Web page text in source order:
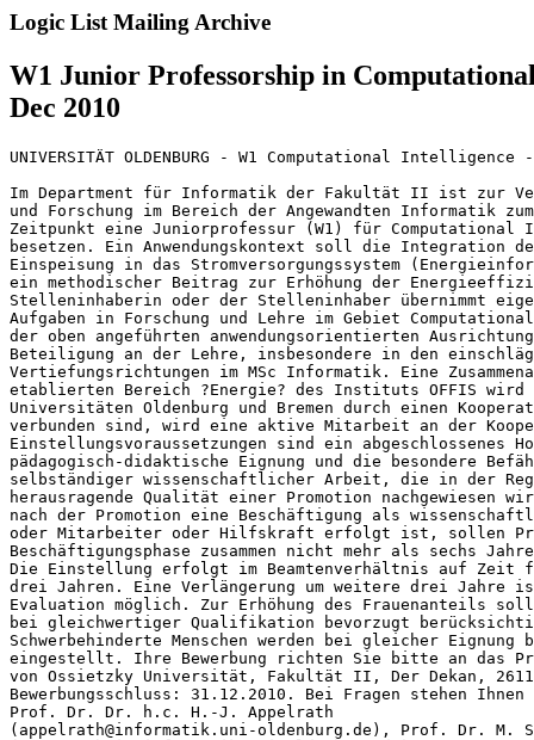
Logic List Mailing Archive
W1 Junior Professorship in
Dec 2010
UNIVERSITÄT OLDENBURG - W1 Computational
Im Department für Informatik der Fakultät II ist zur
und Forschung im Bereich der Angewandten Informatik
Zeitpunkt eine Juniorprofessur (W1) für
besetzen. Ein Anwendungskontext soll die Integration
Einspeisung in das Stromversorgungssystem
ein methodischer Beitrag zur Erhöhung der
Stelleninhaberin oder der Stelleninhaber übernimmt
Aufgaben in Forschung und Lehre im Gebiet
der oben angeführten anwendungsorientierten
Beteiligung an der Lehre, insbesondere in den
Vertiefungsrichtungen im MSc Informatik. Eine
etablierten Bereich ?Energie? des Instituts OFFIS
Universitäten Oldenburg und Bremen durch einen
verbunden sind, wird eine aktive Mitarbeit an der
Einstellungsvoraussetzungen sind ein abgeschlossenes
pädagogisch-didaktische Eignung und die besondere
selbständiger wissenschaftlicher Arbeit, die in der
herausragende Qualität einer Promotion nachgewiesen
nach der Promotion eine Beschäftigung als
oder Mitarbeiter oder Hilfskraft erfolgt ist, sollen
Beschäftigungsphase zusammen nicht mehr als sechs
Die Einstellung erfolgt im Beamtenverhältnis auf Zeit
drei Jahren. Eine Verlängerung um weitere drei
Evaluation möglich. Zur Erhöhung des Frauenanteils
bei gleichwertiger Qualifikation bevorzugt
Schwerbehinderte Menschen werden bei gleicher Eignung
eingestellt. Ihre Bewerbung richten Sie bitte an das
von Ossietzky Universität, Fakultät II, Der Dekan,
Bewerbungsschluss: 31.12.2010. Bei Fragen stehen
Prof. Dr. Dr. h.c. H.-J. Appelrath
(appelrath@informatik.uni-oldenburg.de), Prof. Dr. M.